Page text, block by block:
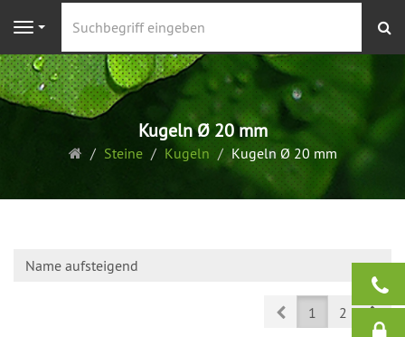
Navigation
Kugeln Ø 20 mm
Startseite
Steine Kugeln Kugeln Ø 20 mm
Name aufsteigend
Prev1 2